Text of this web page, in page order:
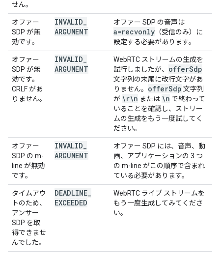
せん。
オファー
SDP が無
効です。
INVALID
ARGUMENT
オファー SDP の音声は
a=recvonly （受信のみ）に
設定する必要があります。
オファー
SDP が無
効です。
CRLF があ
りません。
INVALID
ARGUMENT
WebRTC ストリームの生成を
試行しましたが、 offerSdp
文字列の末尾に改行文字があ
りません。 offerSdp 文字列
が \r\n または \n で終わって
いることを確認し、ストリー
ムの生成をもう一度試してく
ださい。
オファー
SDP の m-
line が無効
です。
INVALID
ARGUMENT
オファー SDP には、音声、動
画、アプリケーションの 3 つ
の m-line がこの順序で含まれ
ている必要があります。
タイムアウ
トのため、
アンサー
SDP を取
得できませ
んでした。
DEADLINE
EXCEEDED
WebRTC ライブ ストリームを
もう一度生成してみてくださ
い。